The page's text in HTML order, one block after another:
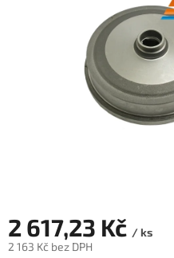
2 617,23 Kč / ks
2 163 Kč bez DPH